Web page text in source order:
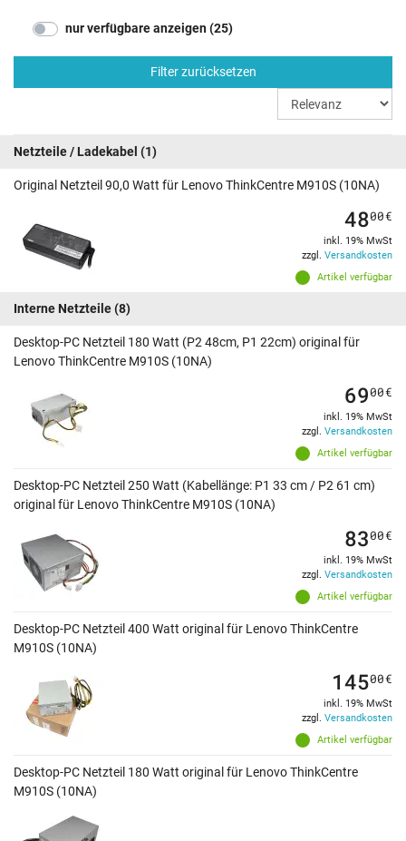
nur verfügbare anzeigen (25)
Filter zurücksetzen
Netzteile / Ladekabel (1)
Original Netzteil 90,0 Watt für Lenovo ThinkCentre M910S (10NA)
Artikel verfügbar
4800€
inkl. 19% MwSt
zzgl. Versandkosten
Interne Netzteile(8)
Desktop-PC Netzteil 180 Watt (P2 48cm, P1 22cm) original für
Lenovo ThinkCentre M910S (10NA)
Artikel verfügbar
6900€
inkl. 19% MwSt
zzgl. Versandkosten
Desktop-PC Netzteil 250 Watt (Kabellänge: P1 33 cm / P2 61 cm)
original für Lenovo ThinkCentre M910S (10NA)
Artikel verfügbar
8300€
inkl. 19% MwSt
zzgl. Versandkosten
Desktop-PC Netzteil 400 Watt original für Lenovo ThinkCentre
M910S (10NA)
Artikel verfügbar
14500€
inkl. 19% MwSt
zzgl. Versandkosten
Desktop-PC Netzteil 180 Watt original für Lenovo ThinkCentre
M910S (10NA)